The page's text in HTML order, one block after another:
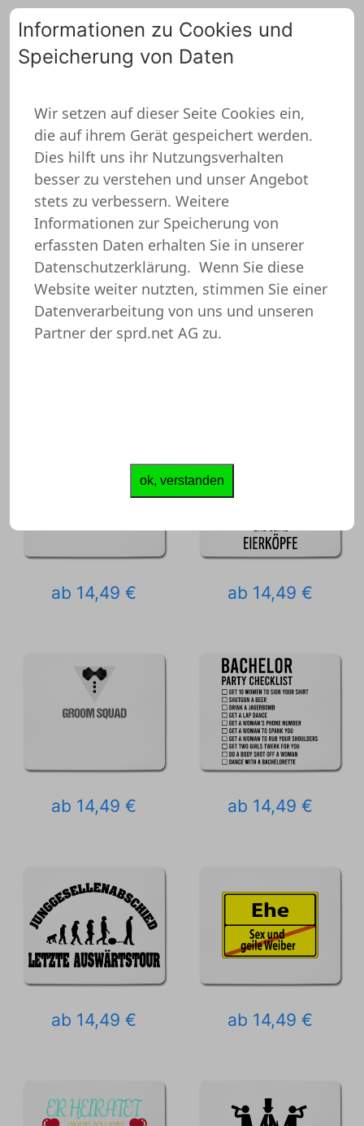
Junggesellenabschied
Mousepad
ab 14,49 € ab 14,49 €
ab 14,49 € ab 14,49 €
ab 14,49 € ab 14,49 €
Informationen zu Cookies und
Speicherung von Daten
Wir setzen auf dieser Seite Cookies ein,
die auf ihrem Gerät gespeichert werden.
Dies hilft uns ihr Nutzungsverhalten
besser zu verstehen und unser Angebot
stets zu verbessern. Weitere
Informationen zur Speicherung von
erfassten Daten erhalten Sie in unserer
Datenschutzerklärung. Wenn Sie diese
Website weiter nutzten, stimmen Sie einer
Datenverarbeitung von uns und unseren
Partner der sprd.net AG zu.
ok, verstanden